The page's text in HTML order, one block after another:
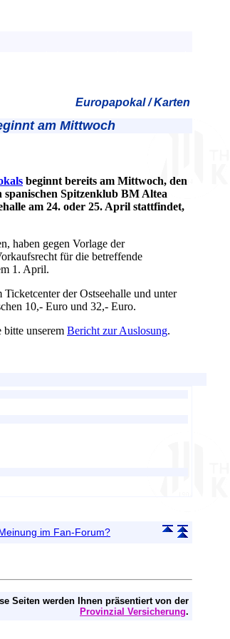
Europapokal / Karten
am Mittwoch
beginnt bereits am Mittwoch, den
Spitzenklub BM Altea
am 24. oder 25. April stattfindet,
haben gegen Vorlage der
für die betreffende
1. April.
der Ostseehalle und unter
10,- Euro und 32,- Euro.
unserem Bericht zur Auslosung.
im Fan-Forum?
Seiten werden Ihnen präsentiert von der
Provinzial Versicherung.